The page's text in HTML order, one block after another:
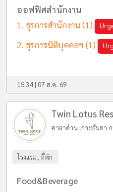
ออฟฟิศสำนักงาน
ธุรการสำนักงาน(1)
ธุรการนิติบุคคลฯ (1)
15:34 | 07 ส.ค. 69
Twin Lotus
ศาลาด่าน เกาะลันตา
โรงแรม, ที่พัก
Food&Beverage